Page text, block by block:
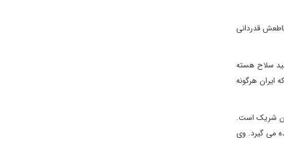
قدردانی
سلاح هسته
ایران هرگونه
شریک است.
می گیرد. وی